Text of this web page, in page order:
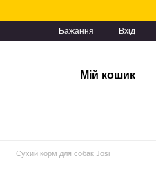
Бажання Вхід
Мій кошик
Сухий корм для собак Josi